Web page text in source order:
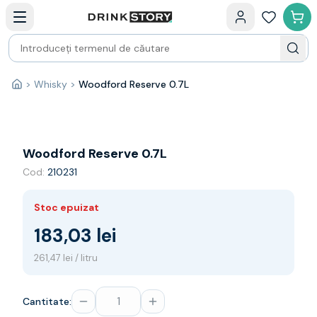
Bauturi fine — selectie
Produse Noi
Cosuri cadou
Pachete & Cadouri
Vin
Franta
Spania
Australia
Germania
Noua Zeelanda
Prosecco
Acasă
> Whisky > Woodford Reserve 0.7L
Woodford Reserve 0.7L
Cod: 210231
Stoc epuizat
183,03 lei
261,47 lei / litru
Cantitate: